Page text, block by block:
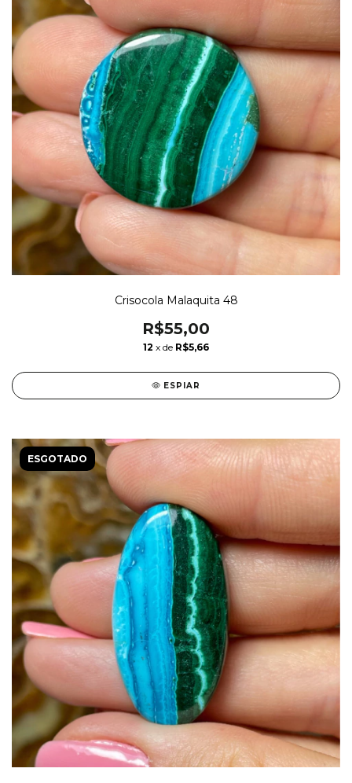
Crisocola Malaquita 48
R$55,00
12 x de R$5,66
ESPIAR
ESGOTADO